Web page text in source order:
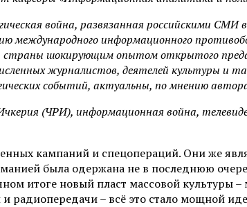
война, развязанная российскими СМИ
международного информационного
шокирующим опытом открытого
журналистов, деятелей культуры и
событий, актуальны, по мнению
(ЧРИ), информационная война,
кампаний и спецопераций. Они же
была одержана не в последнюю
итоге новый пласт массовой культуры
– всё это стало мощной